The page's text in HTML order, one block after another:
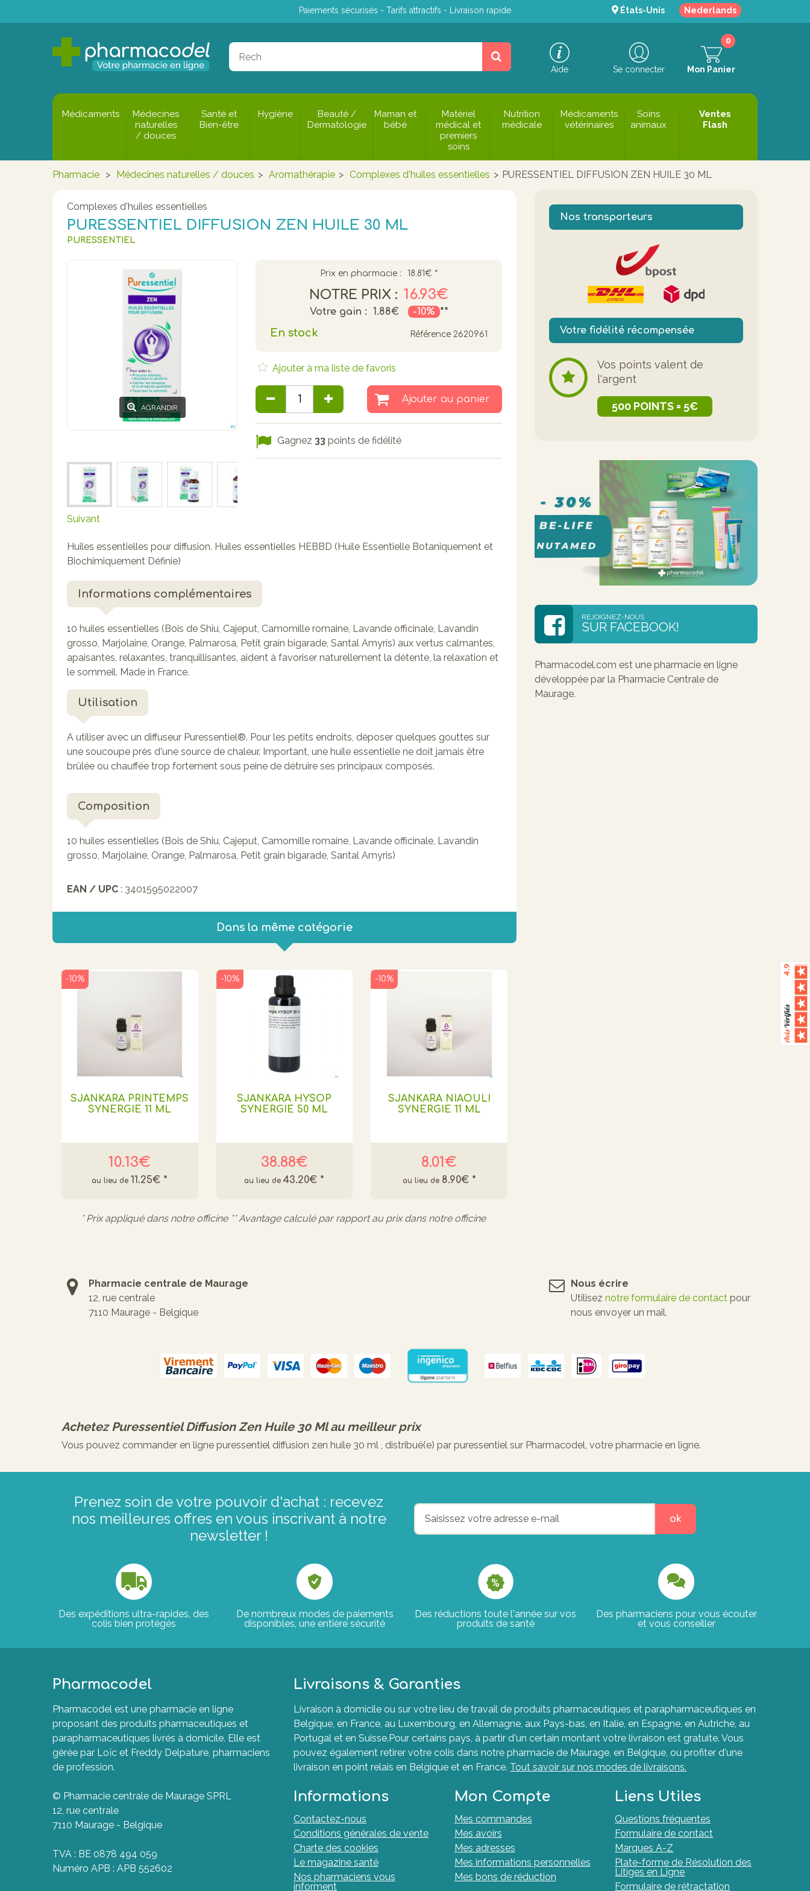
Paiements sécurisés - Tarifs attractifs - Livraison rapide États-Unis Nederlands
Aide Se connecter Mon Panier
0
Médicaments
Médecines
naturelles
/ douces
Santé et
Bien-être
Hygiène
Beauté /
Dermatologie
Maman et
bébé
Matériel
médical et
premiers
soins
Nutrition
médicale
Médicaments
vétérinaires
Soins
animaux
Ventes
Flash
Pharmacie > Médecines naturelles / douces > Aromathérapie > Complexes d'huiles essentielles > PURESSENTIEL DIFFUSION ZEN HUILE 30 ML
Complexes d'huiles essentielles
PURESSENTIEL DIFFUSION ZEN HUILE 30 ML
PURESSENTIEL
AGRANDIR
Suivant
Prix en pharmacie : 18.81€ *
NOTRE PRIX : 16.93€
Votre gain : 1.88€ -10% **
En stock Référence 2620961
Ajouter à ma liste de favoris
Ajouter au panier
Gagnez 33 points de fidélité
Huiles essentielles pour diffusion. Huiles essentielles HEBBD (Huile Essentielle Botaniquement et
Biochimiquement Définie)
Informations complémentaires
10 huiles essentielles (Bois de Shiu, Cajeput, Camomille romaine, Lavande officinale, Lavandin
grosso, Marjolaine, Orange, Palmarosa, Petit grain bigarade, Santal Amyris) aux vertus calmantes,
apaisantes, relaxantes, tranquillisantes, aident à favoriser naturellement la détente, la relaxation et
le sommeil. Made in France.
Utilisation
A utiliser avec un diffuseur Puressentiel®. Pour les petits endroits, déposer quelques gouttes sur
une soucoupe près d'une source de chaleur. Important, une huile essentielle ne doit jamais être
brûlée ou chauffée trop fortement sous peine de détruire ses principaux composés.
Composition
10 huiles essentielles (Bois de Shiu, Cajeput, Camomille romaine, Lavande officinale, Lavandin
grosso, Marjolaine, Orange, Palmarosa, Petit grain bigarade, Santal Amyris)
EAN / UPC : 3401595022007
Dans la même catégorie
SJANKARA PRINTEMPS
SYNERGIE 11 ML
10.13€
-10%
11.25€ *
SJANKARA HYSOP
SYNERGIE 50 ML
38.88€
-10%
43.20€ *
SJANKARA NIAOULI
SYNERGIE 11 ML
8.01€
-10%
8.90€ *
* Prix appliqué dans notre officine ** Avantage calculé par rapport au prix dans notre officine
Nos transporteurs
Votre fidélité récompensée
Vos points valent de
l'argent
500 POINTS = 5€
REJOIGNEZ-NOUS
SUR FACEBOOK!
Pharmacodel.com est une pharmacie en ligne
développée par la Pharmacie Centrale de
Maurage.
Pharmacie centrale de Maurage
12, rue centrale
7110 Maurage - Belgique
Nous écrire
Utilisez notre formulaire de contact pour
nous envoyer un mail.
AchetezPuressentiel Diffusion Zen Huile 30 Mlau meilleur prix
Vous pouvez commander en ligne puressentiel diffusion zen huile 30 ml , distribué(e) par puressentiel sur Pharmacodel, votre pharmacie en ligne.
Prenez soin de votre pouvoir d'achat : recevez
nos meilleures offres en vous inscrivant à notre
newsletter !
ok
Des expéditions ultra-rapides, des
colis bien protégés
De nombreux modes de paiements
disponibles, une entière sécurité
Des réductions toute l'année sur vos
produits de santé
Des pharmaciens pour vous écouter
et vous conseiller
Pharmacodel
Pharmacodel est une pharmacie en ligne
proposant des produits pharmaceutiques et
parapharmaceutiques livrés à domicile. Elle est
gérée par Loïc et Freddy Delpature, pharmaciens
de profession.
© Pharmacie centrale de Maurage SPRL
12, rue centrale
7110 Maurage - Belgique
TVA : BE 0878 494 059
Numéro APB : APB 552602
Livraisons & Garanties
Livraison à domicile ou sur votre lieu de travail de produits pharmaceutiques et parapharmaceutiques en
Belgique, en France, au Luxembourg, en Allemagne, aux Pays-bas, en Italie, en Espagne, en Autriche, au
Portugal et en Suisse.Pour certains pays, à partir d'un certain montant votre livraison est gratuite. Vous
pouvez également retirer votre colis dans notre pharmacie de Maurage, en Belgique, ou profiter d'une
livraison en point relais en Belgique et en France. Tout savoir sur nos modes de livraisons.
Informations
Contactez-nous
Conditions générales de vente
Charte des cookies
Le magazine santé
Nos pharmaciens vous
informent
Mon Compte
Mes commandes
Mes avoirs
Mes adresses
Mes informations personnelles
Mes bons de réduction
Liens Utiles
Questions fréquentes
Formulaire de contact
Marques A-Z
Plate-forme de Résolution des
Litiges en Ligne
Formulaire de rétractation